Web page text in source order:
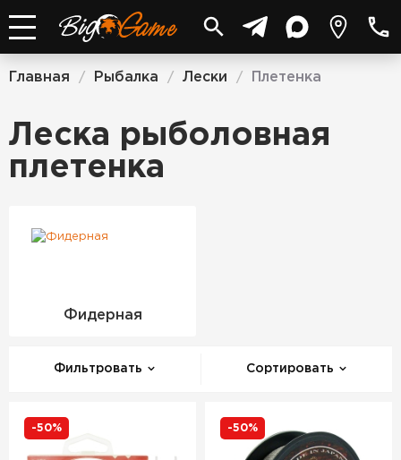
Главная / Рыбалка / Лески / Плетенка
Леска рыболовная
плетенка
Фидерная
Фильтровать Сортировать
-50% -50%